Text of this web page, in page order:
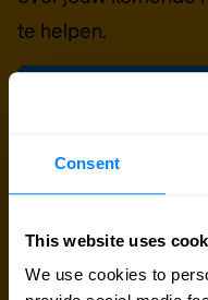
Consent
This website uses
We use cookies to
te helpen.
Contact